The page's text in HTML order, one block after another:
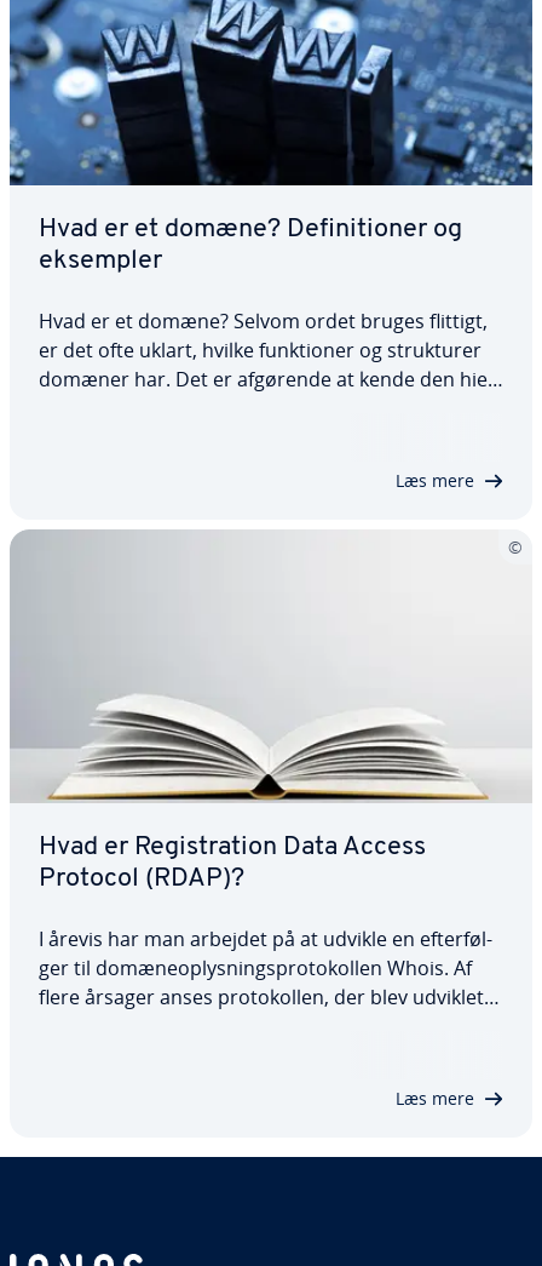
Hvad er et domæne? De­fi­ni­tio­ner og
eksempler
Hvad er et domæne? Selvom ordet bruges flittigt,
er det ofte uklart, hvilke funk­tio­ner og struk­tu­rer
domæner har. Det er afgørende at kende den hie­
Læs mere
Hvad er Re­gi­stra­tion Data Access
Protocol (RDAP)?
I årevis har man arbejdet på at udvikle en ef­ter­føl­
ger til do­mæ­ne­op­lys­nings­pro­tokol­len Whois. Af
flere årsager anses pro­tokol­len, der blev udviklet
Læs mere